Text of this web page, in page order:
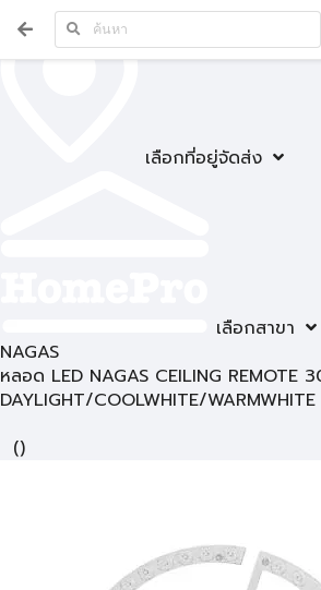
เลือกที่อยู่จัดส่ง
เลือกสาขา
NAGAS
หลอด LED NAGAS CEILING REMOTE
DAYLIGHT/COOLWHITE/WARMWHITE
()